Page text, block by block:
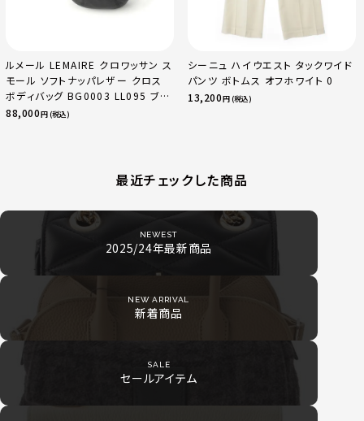
ルメール LEMAIRE クロワッサン ス
モール ソフトナッパレザー クロス
ボディバッグ BG0003 LL095 ブラ
ック
88,000円 (税込)
シーニュ ハイウエスト タックワイド
パンツ ボトムス オフホワイト 0
13,200円 (税込)
最近チェックした商品
NEWEST
2025/24年最新商品
NEW ARRIVAL
新着商品
SALE
セールアイテム